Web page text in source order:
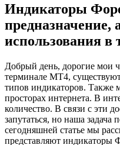
Индикаторы
предназначение,
использования в
Добрый день, дорогие мои
терминале МТ4,
типов индикаторов. Также
просторах интернета. В
количество. В связи с эти
запутаться, но наша задача
сегодняшней статье мы
представляют индикаторы